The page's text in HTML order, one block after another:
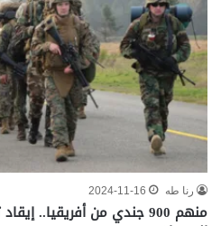
رنا طه 2024-11-16